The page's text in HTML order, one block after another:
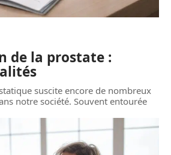
de la prostate :
suscite encore de nombreux
notre société. Souvent entourée